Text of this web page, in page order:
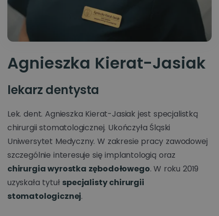
Agnieszka Kierat-Jasiak
lekarz dentysta
Lek. dent. Agnieszka Kierat-Jasiak jest specjalistką
chirurgii stomatologicznej. Ukończyła Śląski
Uniwersytet Medyczny. W zakresie pracy zawodowej
szczególnie interesuje się implantologią oraz
chirurgia wyrostka zębodołowego. W roku 2019
uzyskała tytuł specjalisty chirurgii
stomatologicznej.